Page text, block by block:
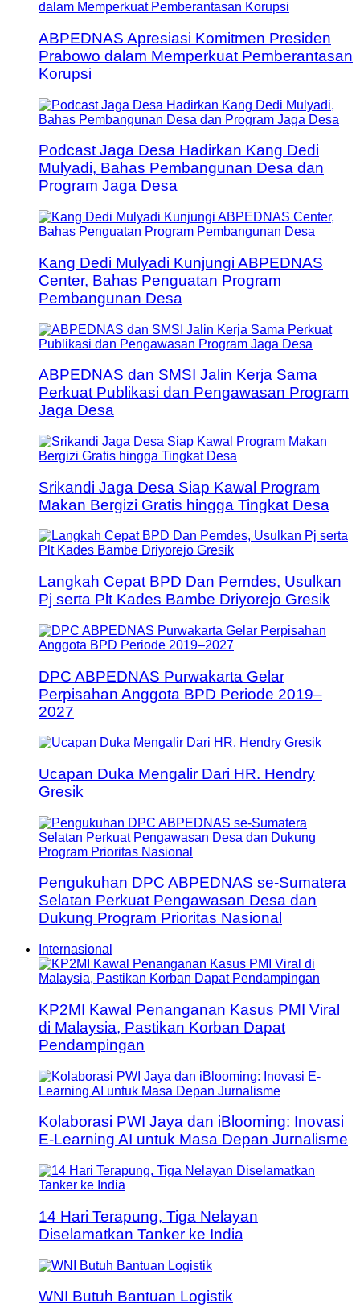
ABPEDNAS Apresiasi Komitmen Presiden
Prabowo dalam Memperkuat Pemberantasan
Korupsi
Podcast Jaga Desa Hadirkan Kang Dedi
Mulyadi, Bahas Pembangunan Desa dan
Program Jaga Desa
Kang Dedi Mulyadi Kunjungi ABPEDNAS
Center, Bahas Penguatan Program
Pembangunan Desa
ABPEDNAS dan SMSI Jalin Kerja Sama
Perkuat Publikasi dan Pengawasan Program
Jaga Desa
Srikandi Jaga Desa Siap Kawal Program
Makan Bergizi Gratis hingga Tingkat Desa
Langkah Cepat BPD Dan Pemdes, Usulkan
Pj serta Plt Kades Bambe Driyorejo Gresik
DPC ABPEDNAS Purwakarta Gelar
Perpisahan Anggota BPD Periode 2019–
2027
Ucapan Duka Mengalir Dari HR. Hendry
Gresik
Pengukuhan DPC ABPEDNAS se-Sumatera
Selatan Perkuat Pengawasan Desa dan
Dukung Program Prioritas Nasional
Internasional
KP2MI Kawal Penanganan Kasus PMI Viral
di Malaysia, Pastikan Korban Dapat
Pendampingan
Kolaborasi PWI Jaya dan iBlooming: Inovasi
E-Learning AI untuk Masa Depan Jurnalisme
14 Hari Terapung, Tiga Nelayan
Diselamatkan Tanker ke India
WNI Butuh Bantuan Logistik